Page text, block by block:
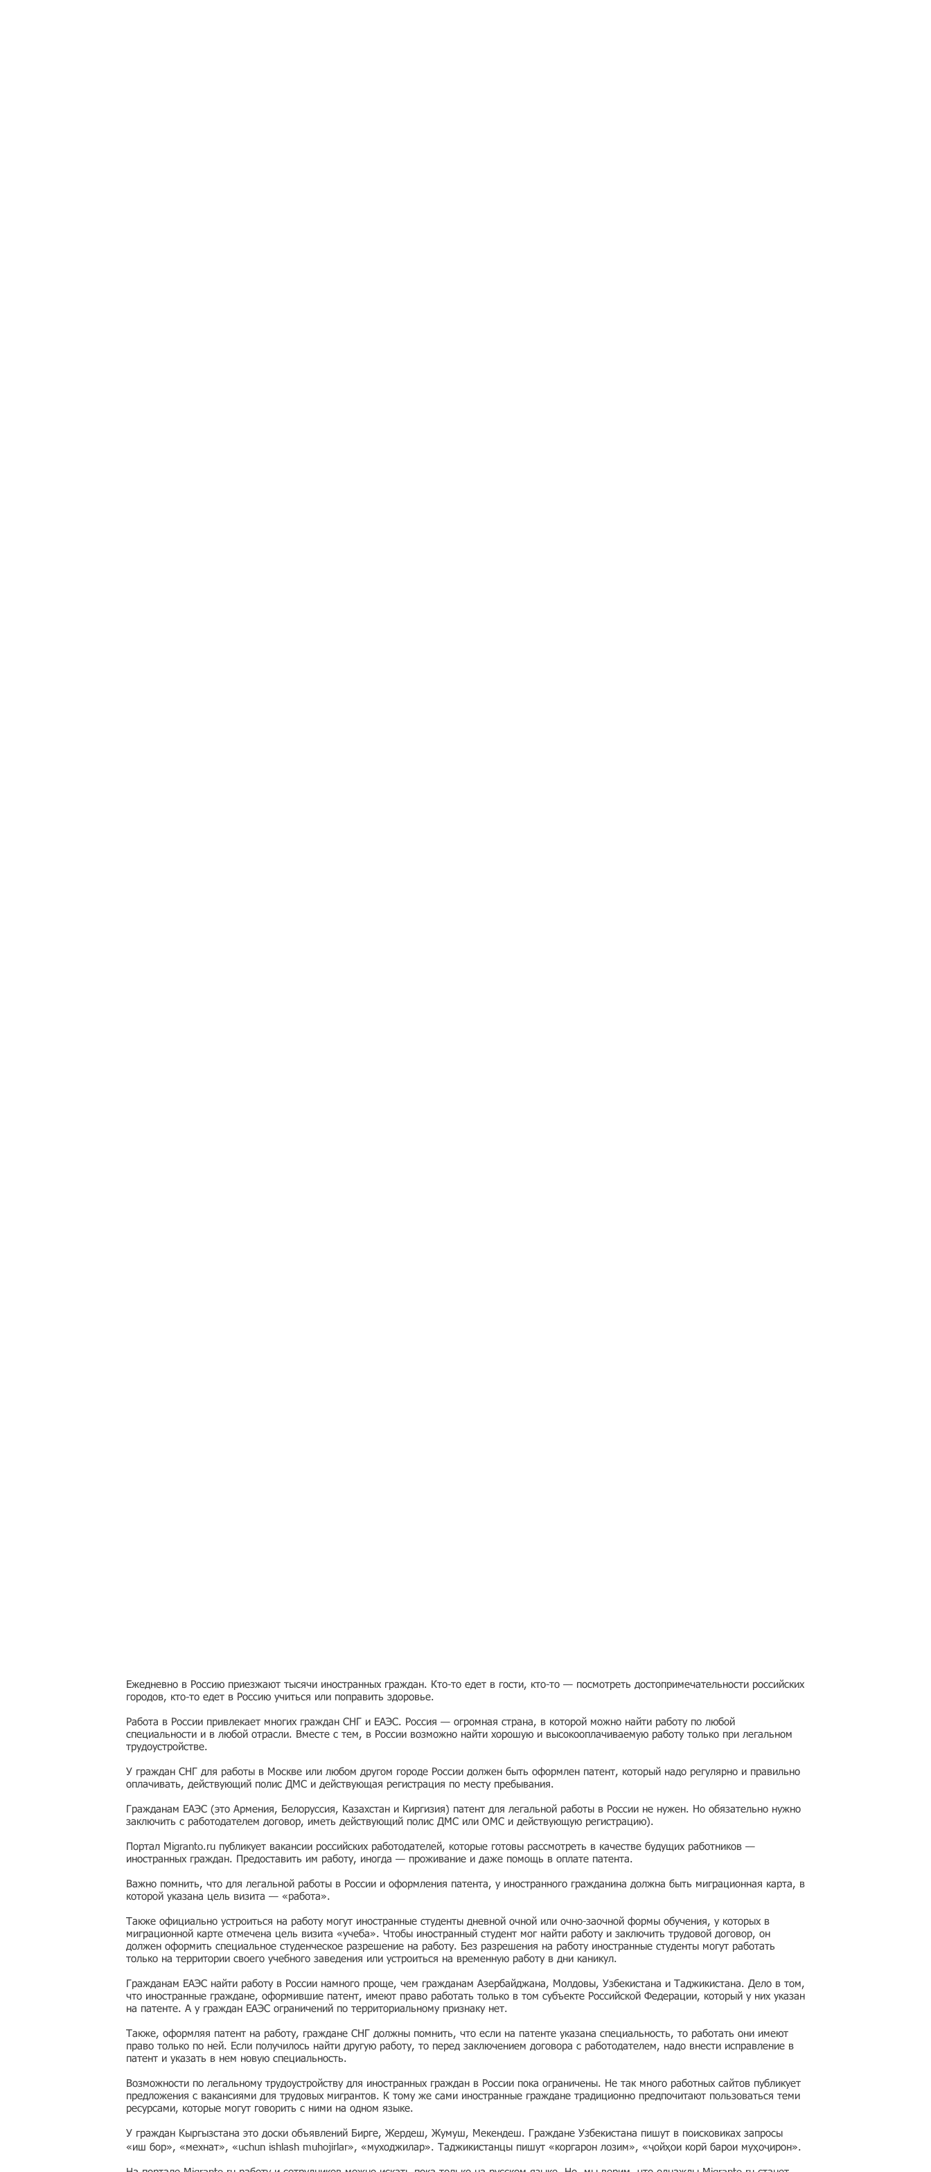
Ежедневно в Россию приезжают тысячи иностранных граждан. Кто-то едет в гости, кто-то — посмотреть достопримечательности российских
городов, кто-то едет в Россию учиться или поправить здоровье.
Работа в России привлекает многих граждан СНГ и ЕАЭС. Россия — огромная страна, в которой можно найти работу по любой
специальности и в любой отрасли. Вместе с тем, в России возможно найти хорошую и высокооплачиваемую работу только при легальном
трудоустройстве.
У граждан СНГ для работы в Москве или любом другом городе России должен быть оформлен патент, который надо регулярно и правильно
оплачивать, действующий полис ДМС и действующая регистрация по месту пребывания.
Гражданам ЕАЭС (это Армения, Белоруссия, Казахстан и Киргизия) патент для легальной работы в России не нужен. Но обязательно нужно
заключить с работодателем договор, иметь действующий полис ДМС или ОМС и действующую регистрацию).
Портал Migranto.ru публикует вакансии российских работодателей, которые готовы рассмотреть в качестве будущих работников —
иностранных граждан. Предоставить им работу, иногда — проживание и даже помощь в оплате патента.
Важно помнить, что для легальной работы в России и оформления патента, у иностранного гражданина должна быть миграционная карта, в
которой указана цель визита — «работа».
Также официально устроиться на работу могут иностранные студенты дневной очной или очно-заочной формы обучения, у которых в
миграционной карте отмечена цель визита «учеба». Чтобы иностранный студент мог найти работу и заключить трудовой договор, он
должен оформить специальное студенческое разрешение на работу. Без разрешения на работу иностранные студенты могут работать
только на территории своего учебного заведения или устроиться на временную работу в дни каникул.
Гражданам ЕАЭС найти работу в России намного проще, чем гражданам Азербайджана, Молдовы, Узбекистана и Таджикистана. Дело в том,
что иностранные граждане, оформившие патент, имеют право работать только в том субъекте Российской Федерации, который у них указан
на патенте. А у граждан ЕАЭС ограничений по территориальному признаку нет.
Также, оформляя патент на работу, граждане СНГ должны помнить, что если на патенте указана специальность, то работать они имеют
право только по ней. Если получилось найти другую работу, то перед заключением договора с работодателем, надо внести исправление в
патент и указать в нем новую специальность.
Возможности по легальному трудоустройству для иностранных граждан в России пока ограничены. Не так много работных сайтов публикует
предложения с вакансиями для трудовых мигрантов. К тому же сами иностранные граждане традиционно предпочитают пользоваться теми
ресурсами, которые могут говорить с ними на одном языке.
У граждан Кыргызстана это доски объявлений Бирге, Жердеш, Жумуш, Мекендеш. Граждане Узбекистана пишут в поисковиках запросы
«иш бор», «мехнат», «uchun ishlash muhojirlar», «муходжилар». Таджикистанцы пишут «коргарон лозим», «ҷойҳои корӣ барои муҳоҷирон».